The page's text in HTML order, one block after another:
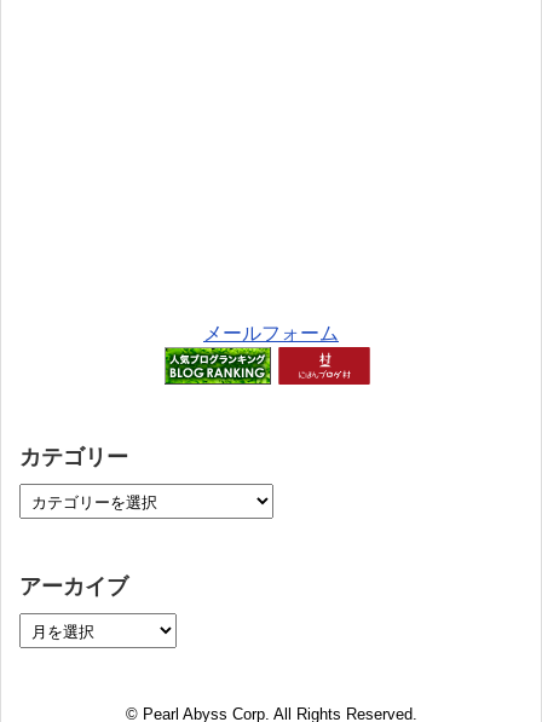
メールフォーム
カテゴリー
アーカイブ
© Pearl Abyss Corp. All Rights Reserved.